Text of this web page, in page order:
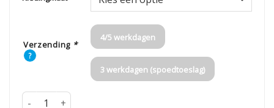
Verzending *
?
4/5 werkdagen
3 werkdagen (spoedtoeslag)
Elfstedentocht Trui met ronde hals aantal